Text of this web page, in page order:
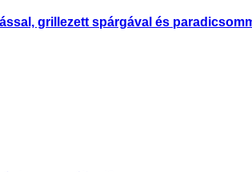
grillezett spárgával és